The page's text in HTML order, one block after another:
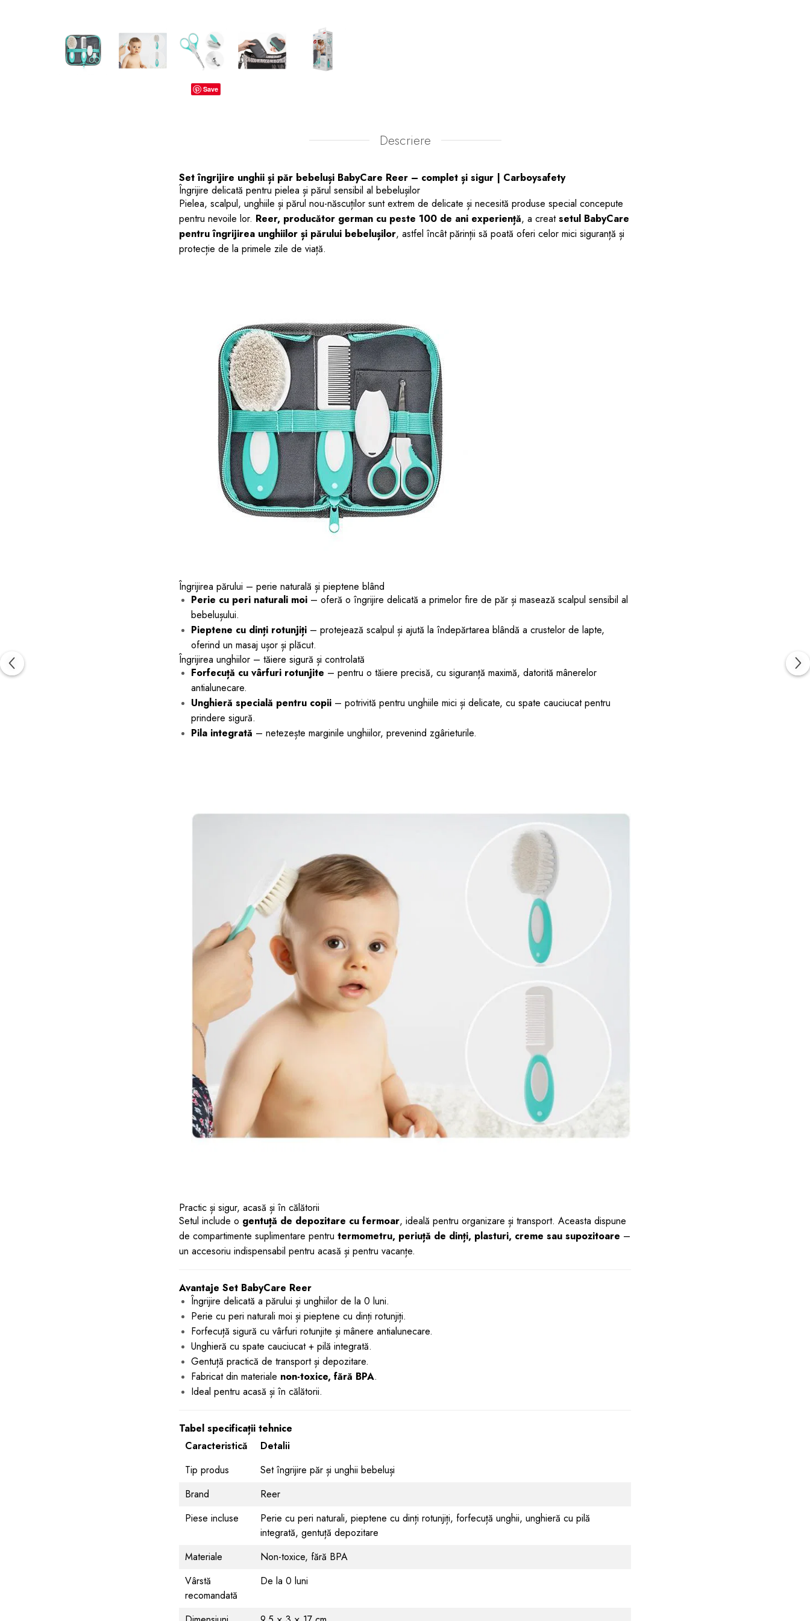
Produse îngrijire copii
Save
Descriere
Set îngrijire unghii și păr bebeluși BabyCare Reer – complet și sigur | Carboysafety
Îngrijire delicată pentru pielea și părul sensibil al bebelușilor
Pielea, scalpul, unghiile și părul nou-născuților sunt extrem de delicate și necesită produse special concepute
pentru nevoile lor. Reer, producător german cu peste 100 de ani experiență, a creatsetul BabyCare
pentru îngrijirea unghiilor și părului bebelușilor, astfel încât părinții să poată oferi celor mici siguranță și
protecție de la primele zile de viață.
Îngrijirea părului – perie naturală și pieptene blând
Perie cu peri naturali moi – oferă o îngrijire delicată a primelor fire de păr și masează scalpul sensibil al
bebelușului.
Pieptene cu dinți rotunjiți – protejează scalpul și ajută la îndepărtarea blândă a crustelor de lapte,
oferind un masaj ușor și plăcut.
Îngrijirea unghiilor – tăiere sigură și controlată
Forfecuță cu vârfuri rotunjite – pentru o tăiere precisă, cu siguranță maximă, datorită mânerelor
antialunecare.
Unghieră specială pentru copii – potrivită pentru unghiile mici și delicate, cu spate cauciucat pentru
prindere sigură.
Pila integrată – netezește marginile unghiilor, prevenind zgârieturile.
Practic și sigur, acasă și în călătorii
Setul include o gentuță de depozitare cu fermoar, ideală pentru organizare și transport. Aceasta dispune
de compartimente suplimentare pentru termometru, periuță de dinți, plasturi, creme sau supozitoare –
un accesoriu indispensabil pentru acasă și pentru vacanțe.
Avantaje Set BabyCare Reer
Îngrijire delicată a părului și unghiilor de la 0 luni.
Perie cu peri naturali moi și pieptene cu dinți rotunjiți.
Forfecuță sigură cu vârfuri rotunjite și mânere antialunecare.
Unghieră cu spate cauciucat + pilă integrată.
Gentuță practică de transport și depozitare.
Fabricat din materiale non-toxice, fără BPA.
Ideal pentru acasă și în călătorii.
Tabel specificații tehnice
Caracteristică
Detalii
Tip produs
Set îngrijire păr și unghii bebeluși
Brand
Reer
Piese incluse
Perie cu peri naturali, pieptene cu dinți rotunjiți, forfecuță unghii, unghieră cu pilă
integrată, gentuță depozitare
Materiale
Non-toxice, fără BPA
Vârstă
recomandată
De la 0 luni